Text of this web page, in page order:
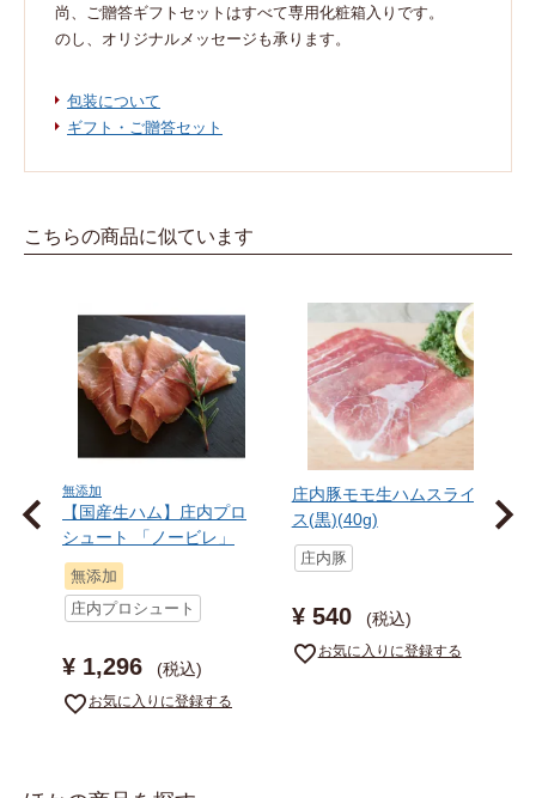
尚、ご贈答ギフトセットはすべて専用化粧箱入りです。
のし、オリジナルメッセージも承ります。
包装について
ギフト・ご贈答セット
こちらの商品に似ています
前へ
無添加
【国産生ハム】庄内プロ
シュート 「ノービレ」
無添加
庄内プロシュート
¥ 1,296 税込
お気に入りに登録する
庄内豚モモ生ハムスライ
ス(黒)(40g)
庄内豚
¥ 540 税込
お気に入りに登録する